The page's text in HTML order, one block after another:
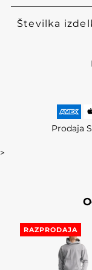
Številka
Prodaja
>
RAZPRODAJA